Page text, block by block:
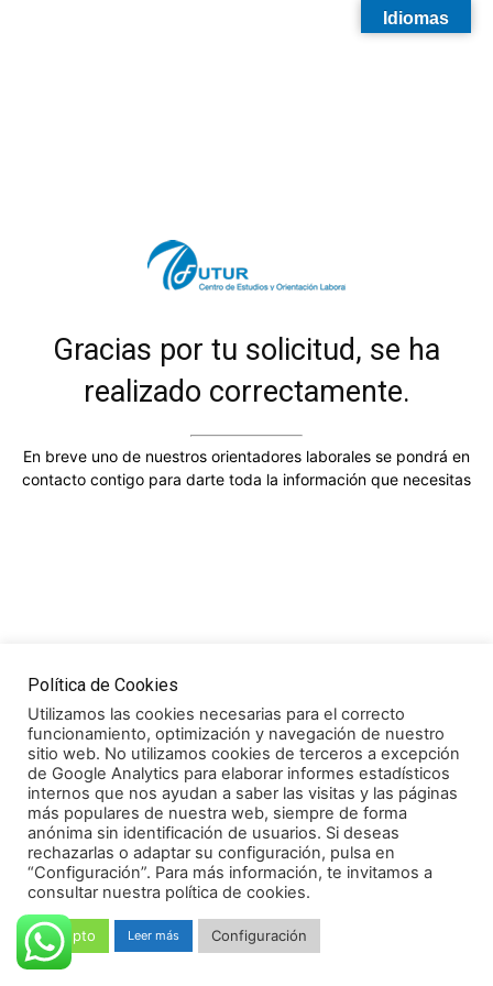
Gracias por tu solicitud, se ha
realizado correctamente.
En breve uno de nuestros orientadores laborales se pondrá en
contacto contigo para darte toda la información que necesitas
Política de Cookies
Utilizamos las cookies necesarias para el correcto
funcionamiento, optimización y navegación de nuestro
sitio web. No utilizamos cookies de terceros a excepción
de Google Analytics para elaborar informes estadísticos
internos que nos ayudan a saber las visitas y las páginas
más populares de nuestra web, siempre de forma
anónima sin identificación de usuarios. Si deseas
rechazarlas o adaptar su configuración, pulsa en
“Configuración”. Para más información, te invitamos a
consultar nuestra política de cookies.
Acepto Leer más Configuración
Idiomas